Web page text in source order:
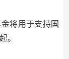
将用于支持国
。